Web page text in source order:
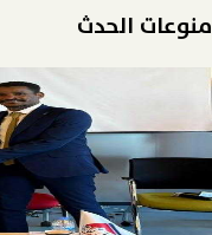
منوعات الحدث